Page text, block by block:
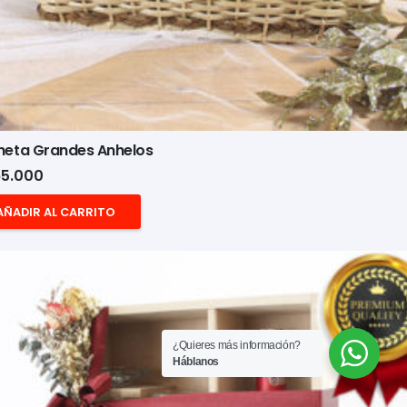
Grandes Anhelos
AL CARRITO
¿Quieres más información?
Háblanos